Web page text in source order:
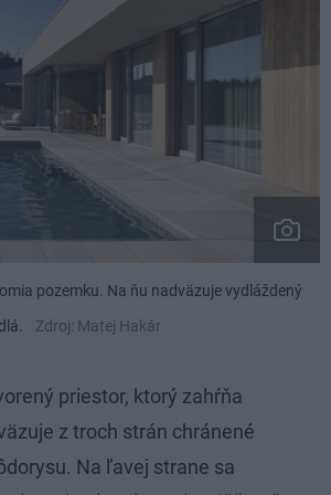
pozemku. Na ňu nadväzuje vydláždený
Zdroj: Matej Hakár
priestor, ktorý zahŕňa
z troch strán chránené
Na ľavej strane sa